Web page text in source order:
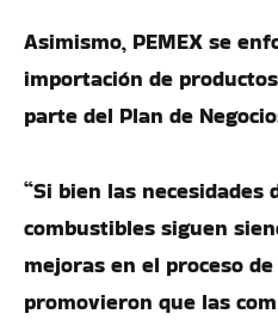
Asimismo, PEMEX se
importación de
parte del Plan de
“Si bien las necesidades
combustibles siguen
mejoras en el proceso
promovieron que las